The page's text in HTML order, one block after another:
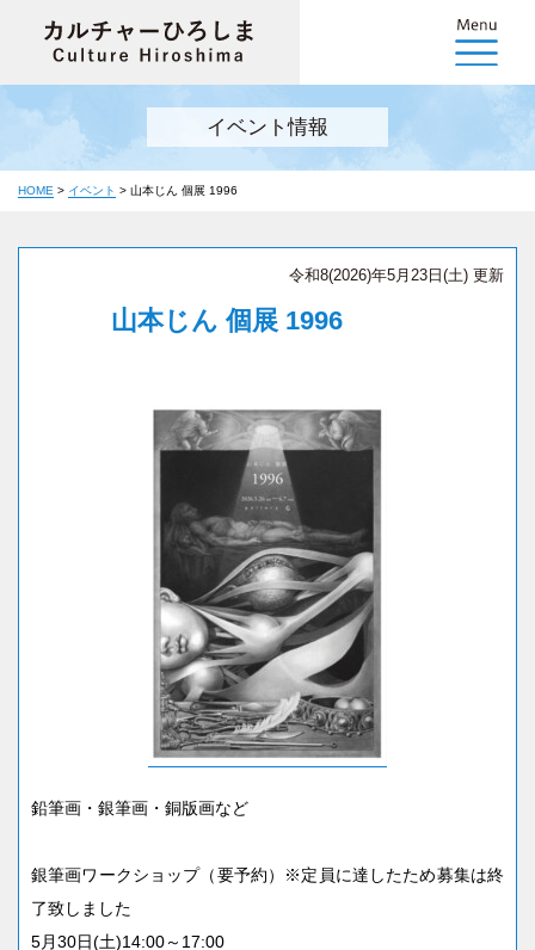
イベント情報
HOME > イベント > 山本じん 個展 1996
令和8(2026)年5月23日(土) 更新
山本じん 個展 1996
鉛筆画・銀筆画・銅版画など
銀筆画ワークショップ（要予約）※定員に達したため募集は終
了致しました
5月30日(土)14:00～17:00